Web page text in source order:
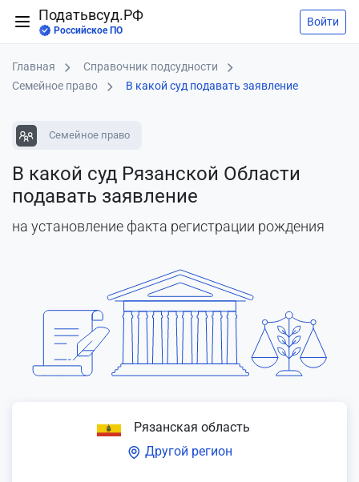
Податьвсуд.РФ
Российское ПО
Войти
Главная
Справочник подсудности
Семейное право
В какой суд подавать заявление
Семейное право
В какой суд Рязанской Области
подавать заявление
на установление факта регистрации рождения
Рязанская область
Другой регион